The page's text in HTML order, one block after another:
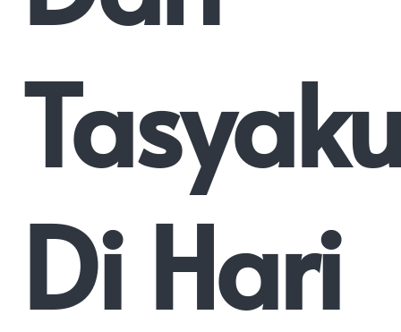
Di Hari